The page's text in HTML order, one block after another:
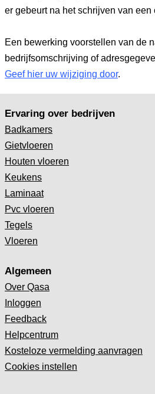
er gebeurt na het schrijven van een
Een bewerking voorstellen van de
bedrijfsomschrijving of
Geef hier uw wijziging door.
Ervaring over bedrijven
Badkamers
Gietvloeren
Houten vloeren
Keukens
Laminaat
Pvc vloeren
Tegels
Vloeren
Algemeen
Over Qasa
Inloggen
Feedback
Helpcentrum
Kosteloze vermelding aanvragen
Cookies instellen